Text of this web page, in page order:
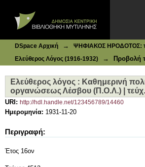
4513, 20-11-1931
DSpace Αρχική →
ΨΗΦΙΑΚΟΣ ΗΡΟΔΟΤΟΣ: το
Ελεύθερος Λόγος (1916-1932)
→ Προβολή
Eλεύθερος λόγος : Καθημερινή
οργανώσεως Λέσβου (Π.Ο.Λ.) | τεύχ.
URI: http://hdl.handle.net/123456789/14460
Ημερομηνία: 1931-11-20
Περιγραφή:
Έτος 16ον